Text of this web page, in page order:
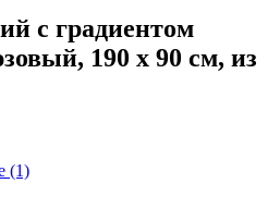
с градиентом
190 х 90 см, из
(1)